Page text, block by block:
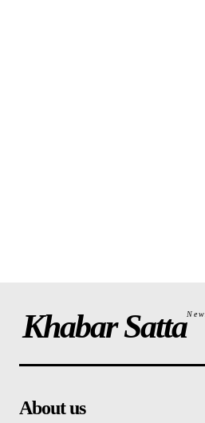
Khabar Satta
About us